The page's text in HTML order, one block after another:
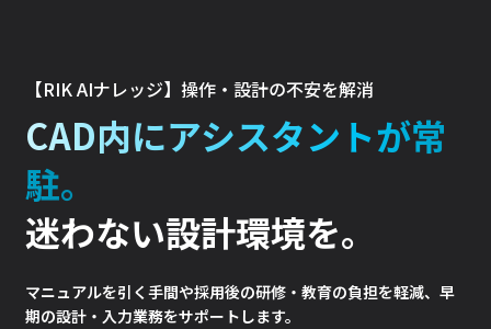
【RIK AIナレッジ】操作・設計の不安を解消​
CAD内にアシスタントが常
駐。
迷わない設計環境を。
マニュアルを引く手間や採用後の研修・教育の負担を軽減、早
期の設計・入力業務をサポートします。​